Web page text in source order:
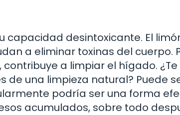
capacidad desintoxicante. El
a eliminar toxinas del cuerpo.
a limpiar el hígado. ¿Te
una limpieza natural? Puede
podría ser una forma
acumulados, sobre todo